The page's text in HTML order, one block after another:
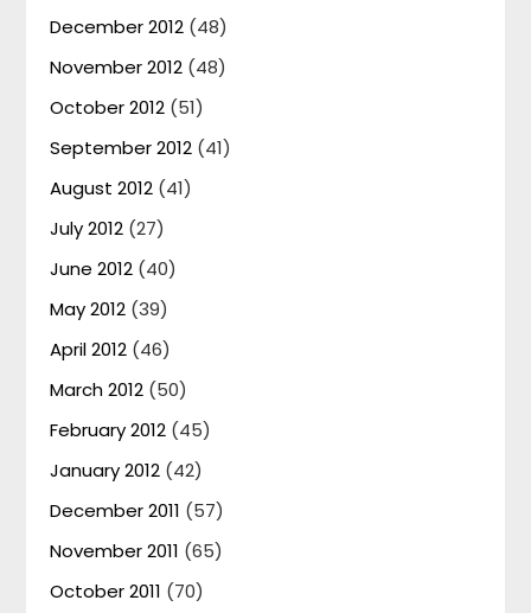
December 2012 (48)
November 2012 (48)
October 2012 (51)
September 2012 (41)
August 2012 (41)
July 2012 (27)
June 2012 (40)
May 2012 (39)
April 2012 (46)
March 2012 (50)
February 2012 (45)
January 2012 (42)
December 2011 (57)
November 2011 (65)
October 2011 (70)